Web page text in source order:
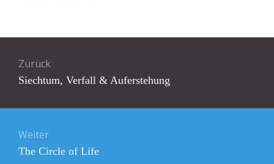
Zurück
Vorheriger
Siechtum, Verfall & Auferstehung
Weiter
Nächster
The Circle of Life